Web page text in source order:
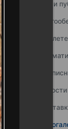
Наши
Новости